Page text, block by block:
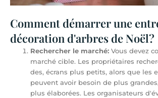
Comment démarrer une
décoration d'arbres de Noël?
Rechercher le marché: Vous devez
marché cible. Les propriétaires
des, écrans plus petits, alors que les
peuvent avoir besoin de plus
plus élaborées. Les organisateurs